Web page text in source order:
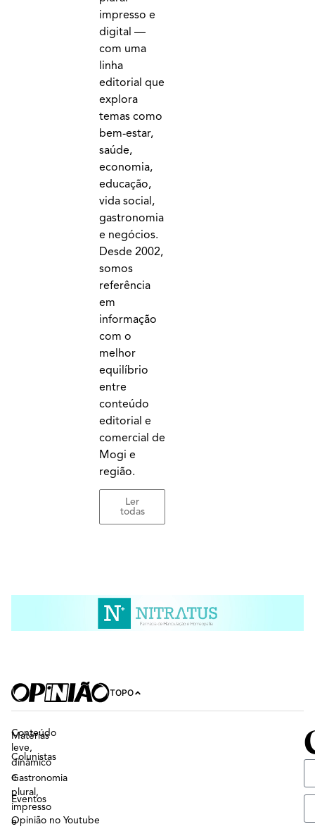
impresso e
digital —
com uma
linha
editorial que
explora
temas como
bem-estar,
saúde,
economia,
educação,
vida social,
gastronomia
e negócios.
Desde 2002,
somos
referência
em
informação
com o
melhor
equilíbrio
entre
conteúdo
editorial e
comercial de
Mogi e
região.
Ler
todas
TOPO
Conteúdo
leve,
dinâmico
e
plural,
impresso
e
Matérias
Colunistas
Gastronomia
Eventos
Opinião no Youtube